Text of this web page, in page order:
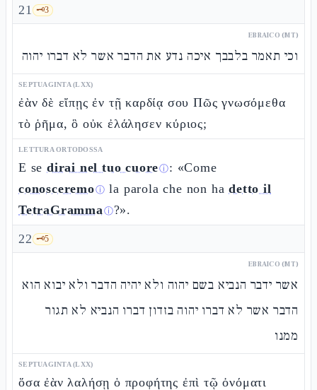
21 🗝️3
EBRAICO (MT)
וכי תאמר בלבבך איכה נדע את הדבר אשר לא דברו יהוה
SEPTUAGINTA (LXX)
ἐὰν δὲ εἴπῃς ἐν τῇ καρδίᾳ σου Πῶς γνωσόμεθα
τὸ ῥῆμα, ὃ οὐκ ἐλάλησεν κύριος;
LETTURA ORTODOSSA
E se dirai nel tuo cuoreⓘ: «Come
conosceremoⓘ la parola che non hadetto il
TetraGrammaⓘ?».
22 🗝️5
EBRAICO (MT)
אשר ידבר הנביא בשם יהוה ולא יהיה הדבר ולא יבוא הוא
הדבר אשר לא דברו יהוה בזדון דברו הנביא לא תגור
ממנו
SEPTUAGINTA (LXX)
ὅσα ἐὰν λαλήσῃ ὁ προφήτης ἐπὶ τῷ ὀνόματι